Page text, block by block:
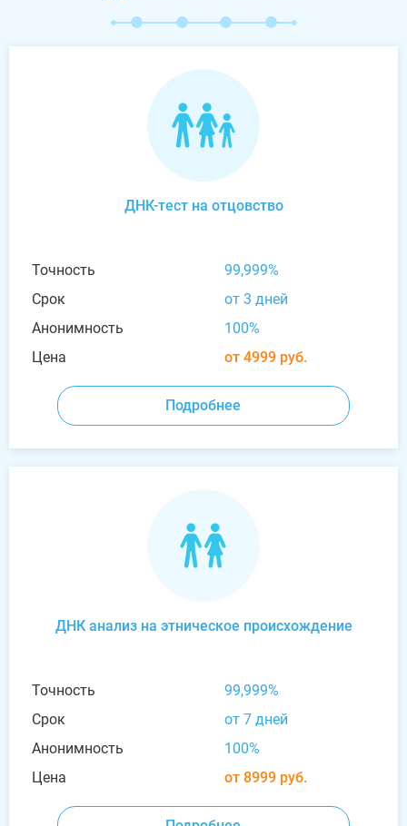
ДНК-тест на отцовство
Точность
99,999%
Срок
от 3 дней
Анонимность
100%
Цена
от 4999 руб.
Подробнее
ДНК анализ на этническое происхождение
Точность
99,999%
Срок
от 7 дней
Анонимность
100%
Цена
от 8999 руб.